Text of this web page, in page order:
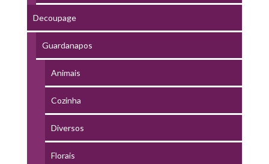
Decoupage
Guardanapos
Animais
Cozinha
Diversos
Florais